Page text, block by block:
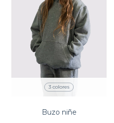
3 colores
Buzo niñe